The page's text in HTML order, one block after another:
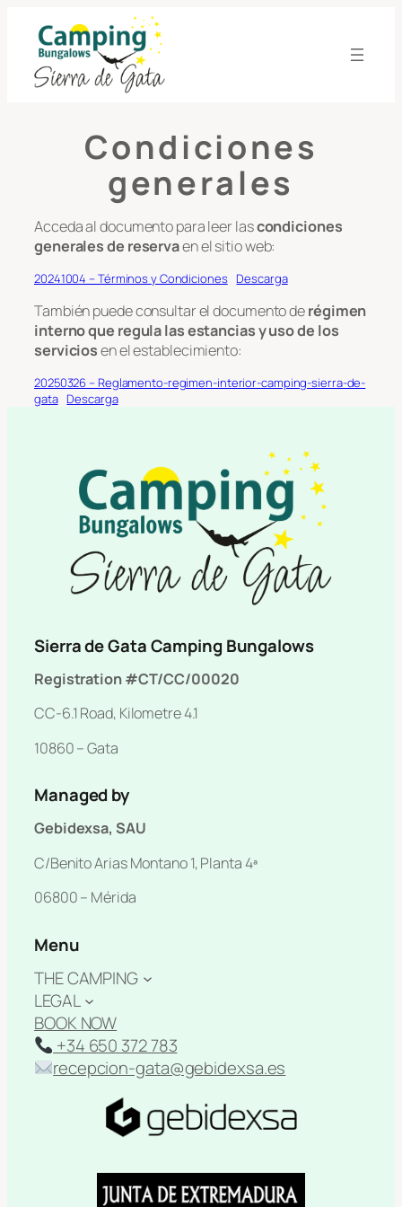
content
Condiciones
generales
Acceda al documento para leer lascondiciones
generales de reservaen el sitio web:
20241004 – Términos y Condiciones Descarga
También puede consultar el documento derégimen
interno que regula las estancias y uso de los
serviciosen el establecimiento:
20250326 – Reglamento-regimen-interior-camping-sierra-de-
gata Descarga
Sierra de Gata Camping Bungalows
Registration #CT/CC/00020
CC-6.1 Road, Kilometre 4.1
10860 – Gata
Managed by
Gebidexsa, SAU
C/Benito Arias Montano 1, Planta 4ª
06800 – Mérida
Menu
THE CAMPING
LEGAL
BOOK NOW
+34 650 372 783
recepcion-gata@gebidexsa.es